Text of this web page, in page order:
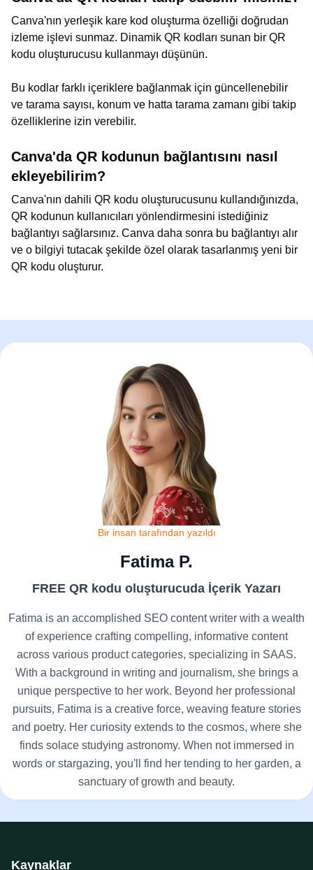
Canva'nın yerleşik kare kod oluşturma özelliği doğrudan
izleme işlevi sunmaz. Dinamik QR kodları sunan bir QR
kodu oluşturucusu kullanmayı düşünün.
Bu kodlar farklı içeriklere bağlanmak için güncellenebilir
ve tarama sayısı, konum ve hatta tarama zamanı gibi takip
özelliklerine izin verebilir.
Canva'da QR kodunun bağlantısını nasıl
ekleyebilirim?
Canva'nın dahili QR kodu oluşturucusunu kullandığınızda,
QR kodunun kullanıcıları yönlendirmesini istediğiniz
bağlantıyı sağlarsınız. Canva daha sonra bu bağlantıyı alır
ve o bilgiyi tutacak şekilde özel olarak tasarlanmış yeni bir
QR kodu oluşturur.
Bir insan tarafından yazıldı
Fatima P.
FREE QR kodu oluşturucuda İçerik Yazarı
Fatima is an accomplished SEO content writer with a wealth
of experience crafting compelling, informative content
across various product categories, specializing in SAAS.
With a background in writing and journalism, she brings a
unique perspective to her work. Beyond her professional
pursuits, Fatima is a creative force, weaving feature stories
and poetry. Her curiosity extends to the cosmos, where she
finds solace studying astronomy. When not immersed in
words or stargazing, you'll find her tending to her garden, a
sanctuary of growth and beauty.
Kaynaklar